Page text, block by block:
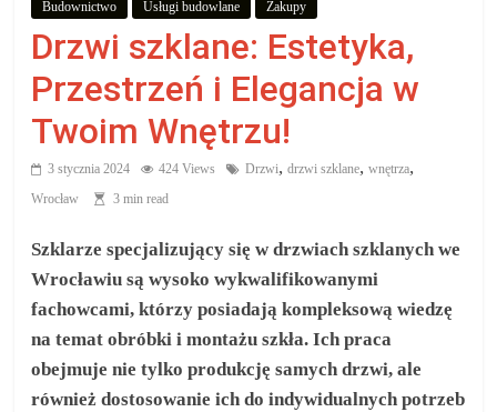
aby
wiedzieć,
co
kupić.
Poznaj
co
kupić,
jak
oraz
gdzie
Budownictwo Usługi budowlane Zakupy
Drzwi szklane: Estetyka,
Przestrzeń i Elegancja w
Twoim Wnętrzu!
3 stycznia 2024 424 Views Drzwi,drzwi szklane,wnętrza,
Wrocław 3 min read
Szklarze specjalizujący się w drzwiach szklanych we
Wrocławiu są wysoko wykwalifikowanymi
fachowcami, którzy posiadają kompleksową wiedzę
na temat obróbki i montażu szkła. Ich praca
obejmuje nie tylko produkcję samych drzwi, ale
również dostosowanie ich do indywidualnych potrzeb